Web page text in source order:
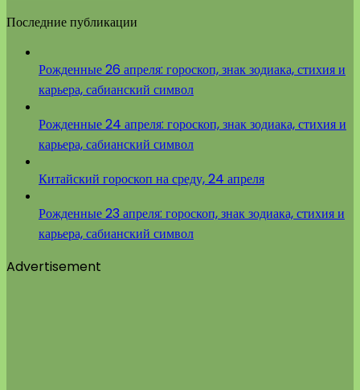
Последние публикации
Рожденные 26 апреля: гороскоп, знак зодиака, стихия и
карьера, сабианский символ
Рожденные 24 апреля: гороскоп, знак зодиака, стихия и
карьера, сабианский символ
Китайский гороскоп на среду, 24 апреля
Рожденные 23 апреля: гороскоп, знак зодиака, стихия и
карьера, сабианский символ
Advertisement